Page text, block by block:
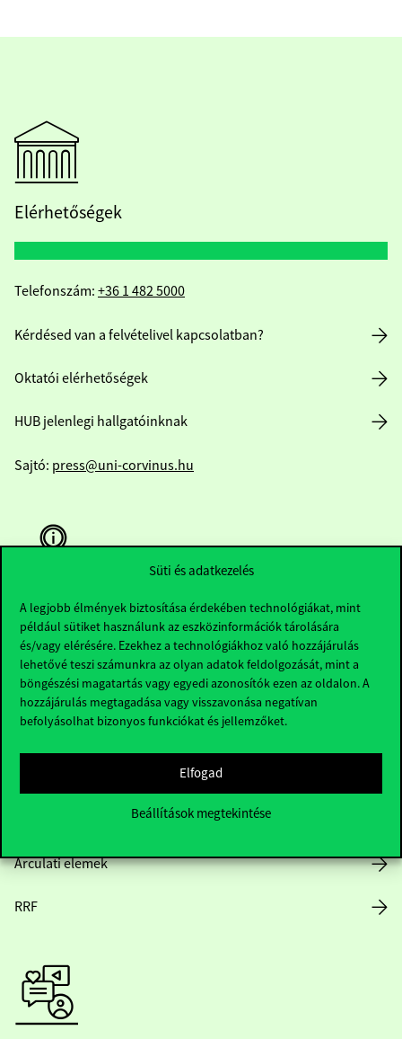
Süti és adatkezelés
A legjobb élmények biztosítása érdekében technológiákat, mint
például sütiket használunk az eszközinformációk tárolására
és/vagy elérésére. Ezekhez a technológiákhoz való hozzájárulás
lehetővé teszi számunkra az olyan adatok feldolgozását, mint a
böngészési magatartás vagy egyedi azonosítók ezen az oldalon. A
hozzájárulás megtagadása vagy visszavonása negatívan
befolyásolhat bizonyos funkciókat és jellemzőket.
Elfogad
Beállítások megtekintése
Elérhetőségek
Telefonszám: +36 1 482 5000
Kérdésed van a felvételivel kapcsolatban?
Oktatói elérhetőségek
HUB jelenlegi hallgatóinknak
Sajtó: press@uni-corvinus.hu
Hasznos linkek
Nyitvatartás
Házirend
Arculati elemek
RRF